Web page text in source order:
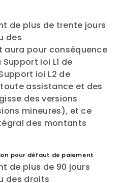
de plus de trente jours
des
aura pour conséquence
ioi L1 de
ioi L2 de
assistance et des
des versions
mineures), et ce
des montants
pour défaut de paiement
de plus de 90 jours
des droits